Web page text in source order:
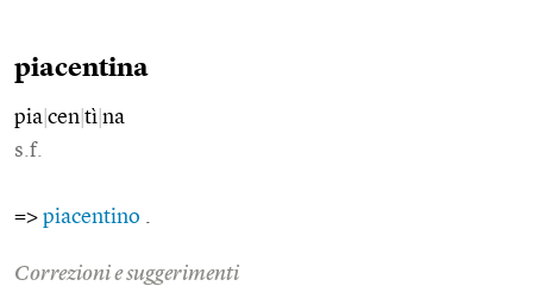
piacentina
pia cen tì na
s.f.
=> piacentino
Correzioni e suggerimenti